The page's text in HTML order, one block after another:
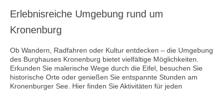
Erlebnisreiche Umgebung rund um
Kronenburg
Ob Wandern, Radfahren oder Kultur entdecken – die Umgebung
des Burghauses Kronenburg bietet vielfältige Möglichkeiten.
Erkunden Sie malerische Wege durch die Eifel, besuchen Sie
historische Orte oder genießen Sie entspannte Stunden am
Kronenburger See. Hier finden Sie Aktivitäten für jeden